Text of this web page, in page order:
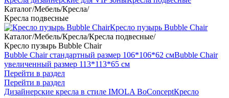
Каталог/Мебель/Кресла/
Кресла подвесные
Кресло пузырь Bubble Chair
Каталог/Мебель/Кресла/Кресла подвесные/
Кресло пузырь Bubble Chair
Bubble Chair стандартный размер 106*106*62 смBubble Chair
увеличенный размер 113*113*65 см
Перейти в раздел
Перейти в раздел
Дизайнерские кресла в стиле IMOLA BoConceptКресло